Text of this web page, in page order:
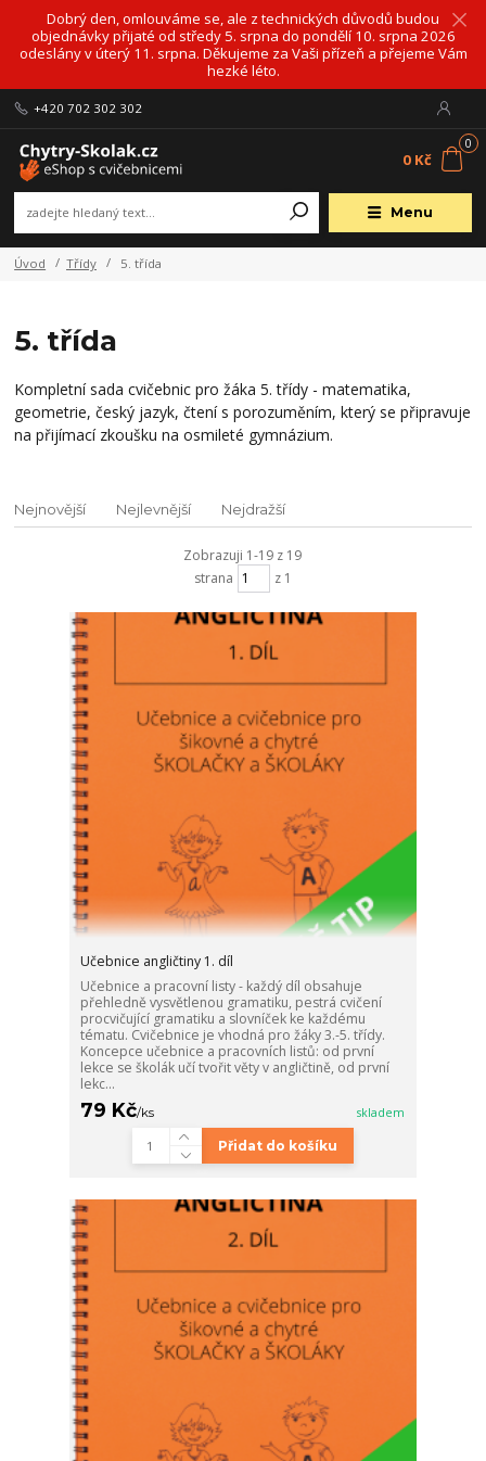
Dobrý den, omlouváme se, ale z technických důvodů budou
objednávky přijaté od středy 5. srpna do pondělí 10. srpna 2026
odeslány v úterý 11. srpna. Děkujeme za Vaši přízeň a přejeme Vám
hezké léto.
Menu
+420 702 302 302
0
0 Kč
Úvod Třídy 5. třída
5. třída
Kompletní sada cvičebnic pro žáka 5. třídy - matematika,
geometrie, český jazyk, čtení s porozuměním, který se připravuje
na přijímací zkoušku na osmileté gymnázium.
Nejnovější Nejlevnější Nejdražší
Zobrazuji 1-19 z 19
strana
z 1
Učebnice angličtiny 1. díl
Učebnice a pracovní listy - každý díl obsahuje
přehledně vysvětlenou gramatiku, pestrá cvičení
procvičující gramatiku a slovníček ke každému
tématu. Cvičebnice je vhodná pro žáky 3.-5. třídy.
Koncepce učebnice a pracovních listů: od první
lekce se školák učí tvořit věty v angličtině, od první
lekc...
79 Kč/ks skladem
Přidat do košíku